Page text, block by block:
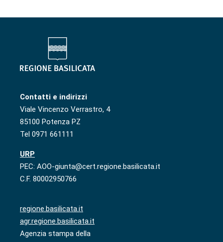
Contatti e indirizzi
Viale Vincenzo Verrastro, 4
85100 Potenza PZ
Tel 0971 661111
URP
PEC: AOO-giunta@cert.regione.basilicata.it
C.F. 80002950766
regione.basilicata.it
agr.regione.basilicata.it
Agenzia stampa della